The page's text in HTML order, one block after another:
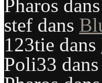
Pharos dans
stef dans
123tie dans
Poli33 dans